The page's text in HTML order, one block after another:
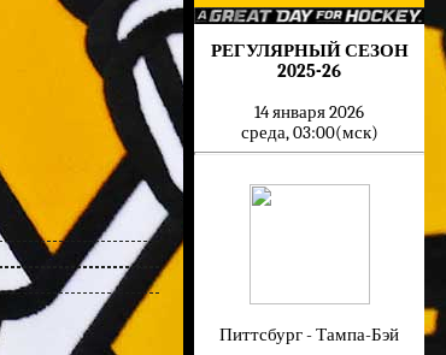
РЕГУЛЯРНЫЙ СЕЗОН
2025-26
14 января 2026
среда, 03:00(мск)
Питтсбург - Тампа-Бэй